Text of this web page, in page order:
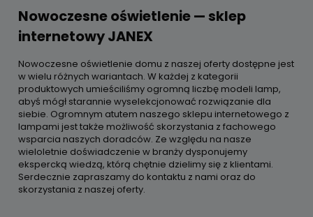
Nowoczesne oświetlenie — sklep
internetowy JANEX
Nowoczesne oświetlenie domu z naszej oferty dostępne jest
w wielu różnych wariantach. W każdej z kategorii
produktowych umieściliśmy ogromną liczbę modeli lamp,
abyś mógł starannie wyselekcjonować rozwiązanie dla
siebie. Ogromnym atutem naszego sklepu internetowego z
lampami jest także możliwość skorzystania z fachowego
wsparcia naszych doradców. Ze względu na nasze
wieloletnie doświadczenie w branży dysponujemy
ekspercką wiedzą, którą chętnie dzielimy się z klientami.
Serdecznie zapraszamy do kontaktu z nami oraz do
skorzystania z naszej oferty.